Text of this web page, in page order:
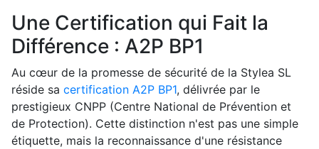
Une Certification qui Fait la
Différence : A2P BP1
Au cœur de la promesse de sécurité de la Stylea SL
réside sa certification A2P BP1, délivrée par le
prestigieux CNPP (Centre National de Prévention et
de Protection). Cette distinction n'est pas une simple
étiquette, mais la reconnaissance d'une résistance